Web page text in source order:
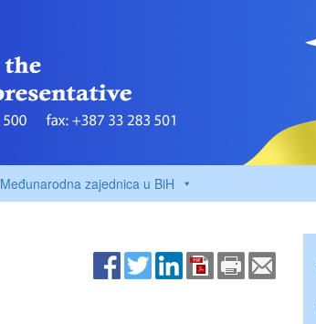
Međunarodna zajednica u BiH